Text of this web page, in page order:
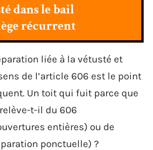
dans le bail
récurrent
liée à la vétusté et
de l’article 606 est le point
Un toit qui fuit parce que
t-il du 606
entières) ou de
ponctuelle) ?